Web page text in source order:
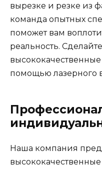
вырезке и резке из
команда опытных
поможет вам
реальность.
высококачественные
помощью лазерного
Наша компания